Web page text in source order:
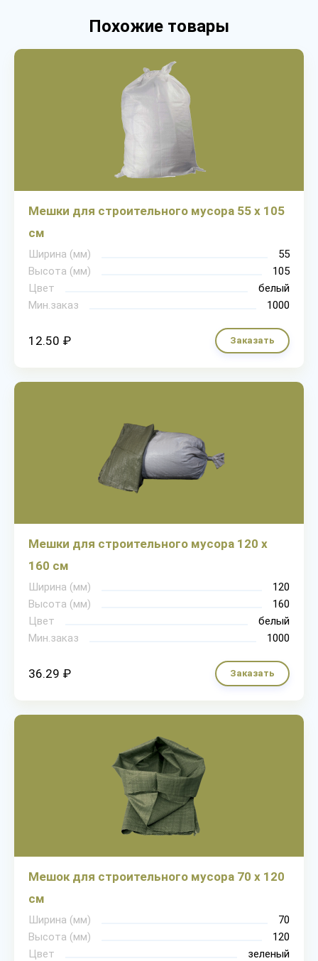
Похожие товары
Мешки для строительного мусора 55 х 105
см
Ширина (мм)
55
Высота (мм)
105
Цвет
белый
Мин.заказ
1000
12.50 ₽ Заказать
Мешки для строительного мусора 120 х
160 см
Ширина (мм)
120
Высота (мм)
160
Цвет
белый
Мин.заказ
1000
36.29 ₽ Заказать
Мешок для строительного мусора 70 х 120
см
Ширина (мм)
70
Высота (мм)
120
Цвет
зеленый